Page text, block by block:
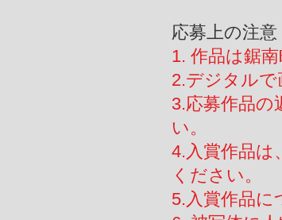
応募上の注意
1. 作品は鋸
2.デジタルで
3.応募作品の
い。
4.入賞作品は
ください。
5.入賞作品に